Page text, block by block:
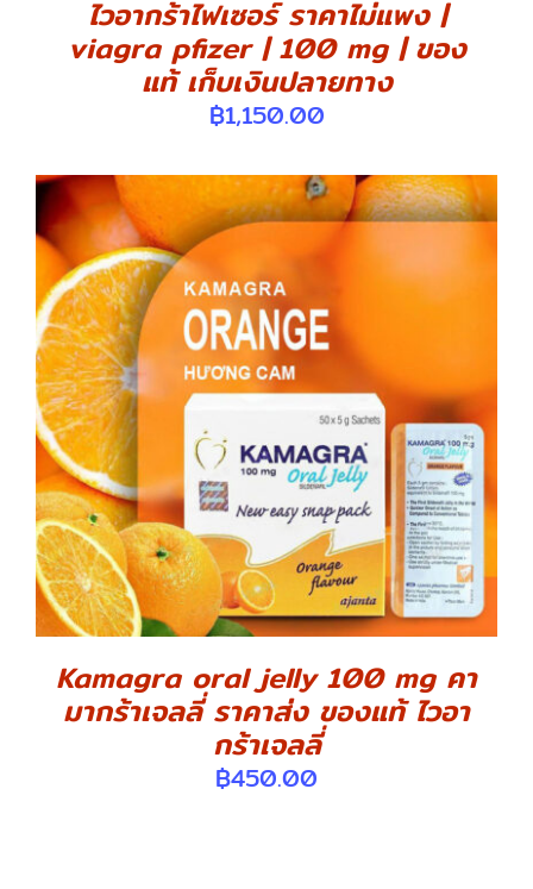
ไวอากร้าไฟเซอร์ ราคาไม่แพง |
viagra pfizer | 100 mg | ของ
แท้ เก็บเงินปลายทาง
฿1,150.00
Kamagra oral jelly 100 mg คา
มากร้าเจลลี่ ราคาส่ง ของแท้ ไวอา
กร้าเจลลี่
฿450.00